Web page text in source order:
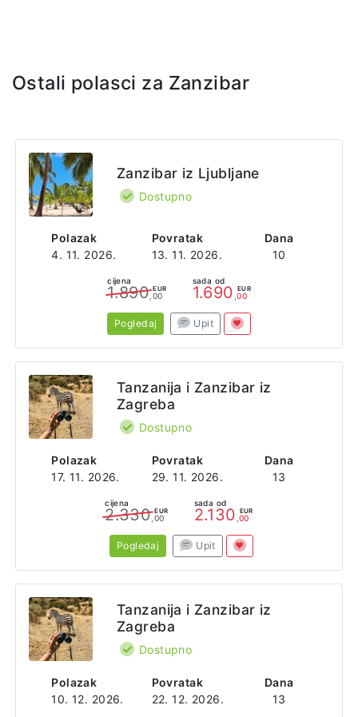
Ostali polasci za Zanzibar
Polazak
4. 11. 2026.
Povratak
13. 11. 2026.
Dana
10
Zanzibar iz Ljubljane
Dostupno
cijena
1.890 EUR
,00
sada od
1.690 EUR
,00
Pogledaj Upit
Polazak
17. 11. 2026.
Povratak
29. 11. 2026.
Dana
13
Tanzanija i Zanzibar iz
Zagreba
Dostupno
cijena
2.330 EUR
,00
sada od
2.130 EUR
,00
Pogledaj Upit
Polazak
10. 12. 2026.
Povratak
22. 12. 2026.
Dana
13
Tanzanija i Zanzibar iz
Zagreba
Dostupno